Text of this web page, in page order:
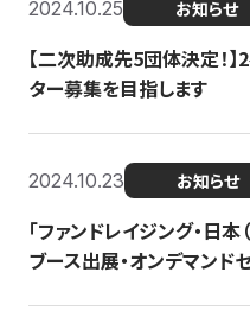
2024.10.25 お知らせ
【二次助成先5団体決定！
ター募集を目指します
2024.10.23 お知らせ
「ファンドレイジング・日
ブース出展・オンデマンド